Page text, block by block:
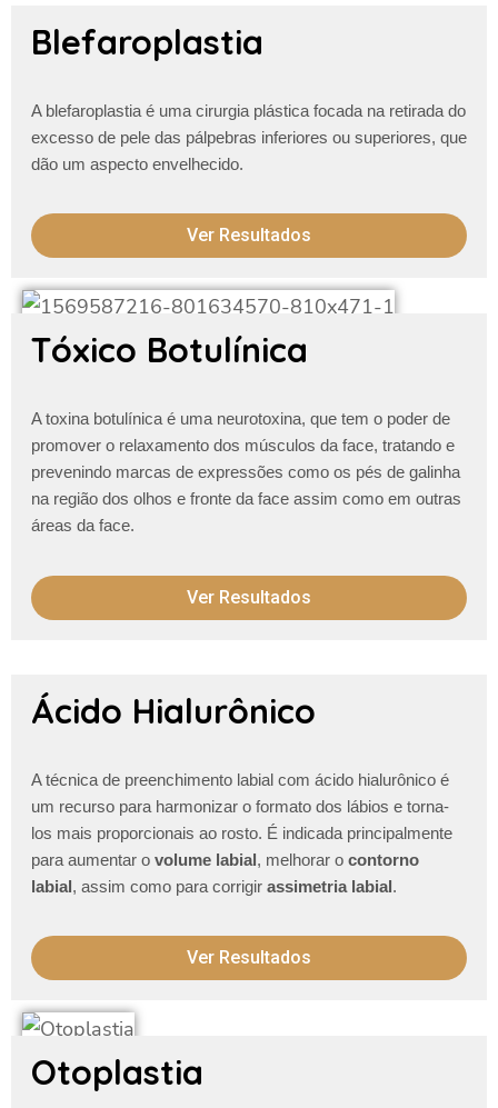
Blefaroplastia
A blefaroplastia é uma cirurgia plástica focada na retirada do
excesso de pele das pálpebras inferiores ou superiores, que
dão um aspecto envelhecido.
Ver Resultados
Tóxico Botulínica
A toxina botulínica é uma neurotoxina, que tem o poder de
promover o relaxamento dos músculos da face, tratando e
prevenindo marcas de expressões como os pés de galinha
na região dos olhos e fronte da face assim como em outras
áreas da face.
Ver Resultados
Ácido Hialurônico
A técnica de preenchimento labial com ácido hialurônico é
um recurso para harmonizar o formato dos lábios e torna-
los mais proporcionais ao rosto. É indicada principalmente
para aumentar o volume labial, melhorar o contorno
labial, assim como para corrigir assimetria labial.
Ver Resultados
Otoplastia